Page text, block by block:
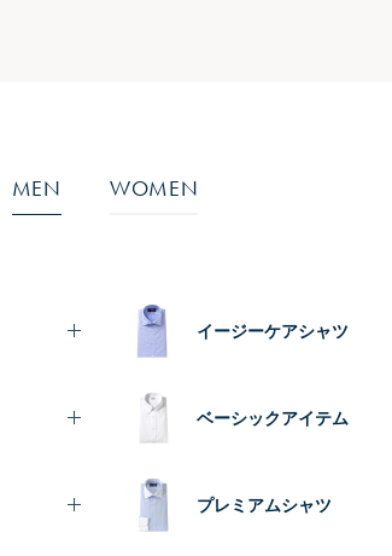
MEN WOMEN
イージーケアシャツ
ベーシックアイテム
プレミアムシャツ